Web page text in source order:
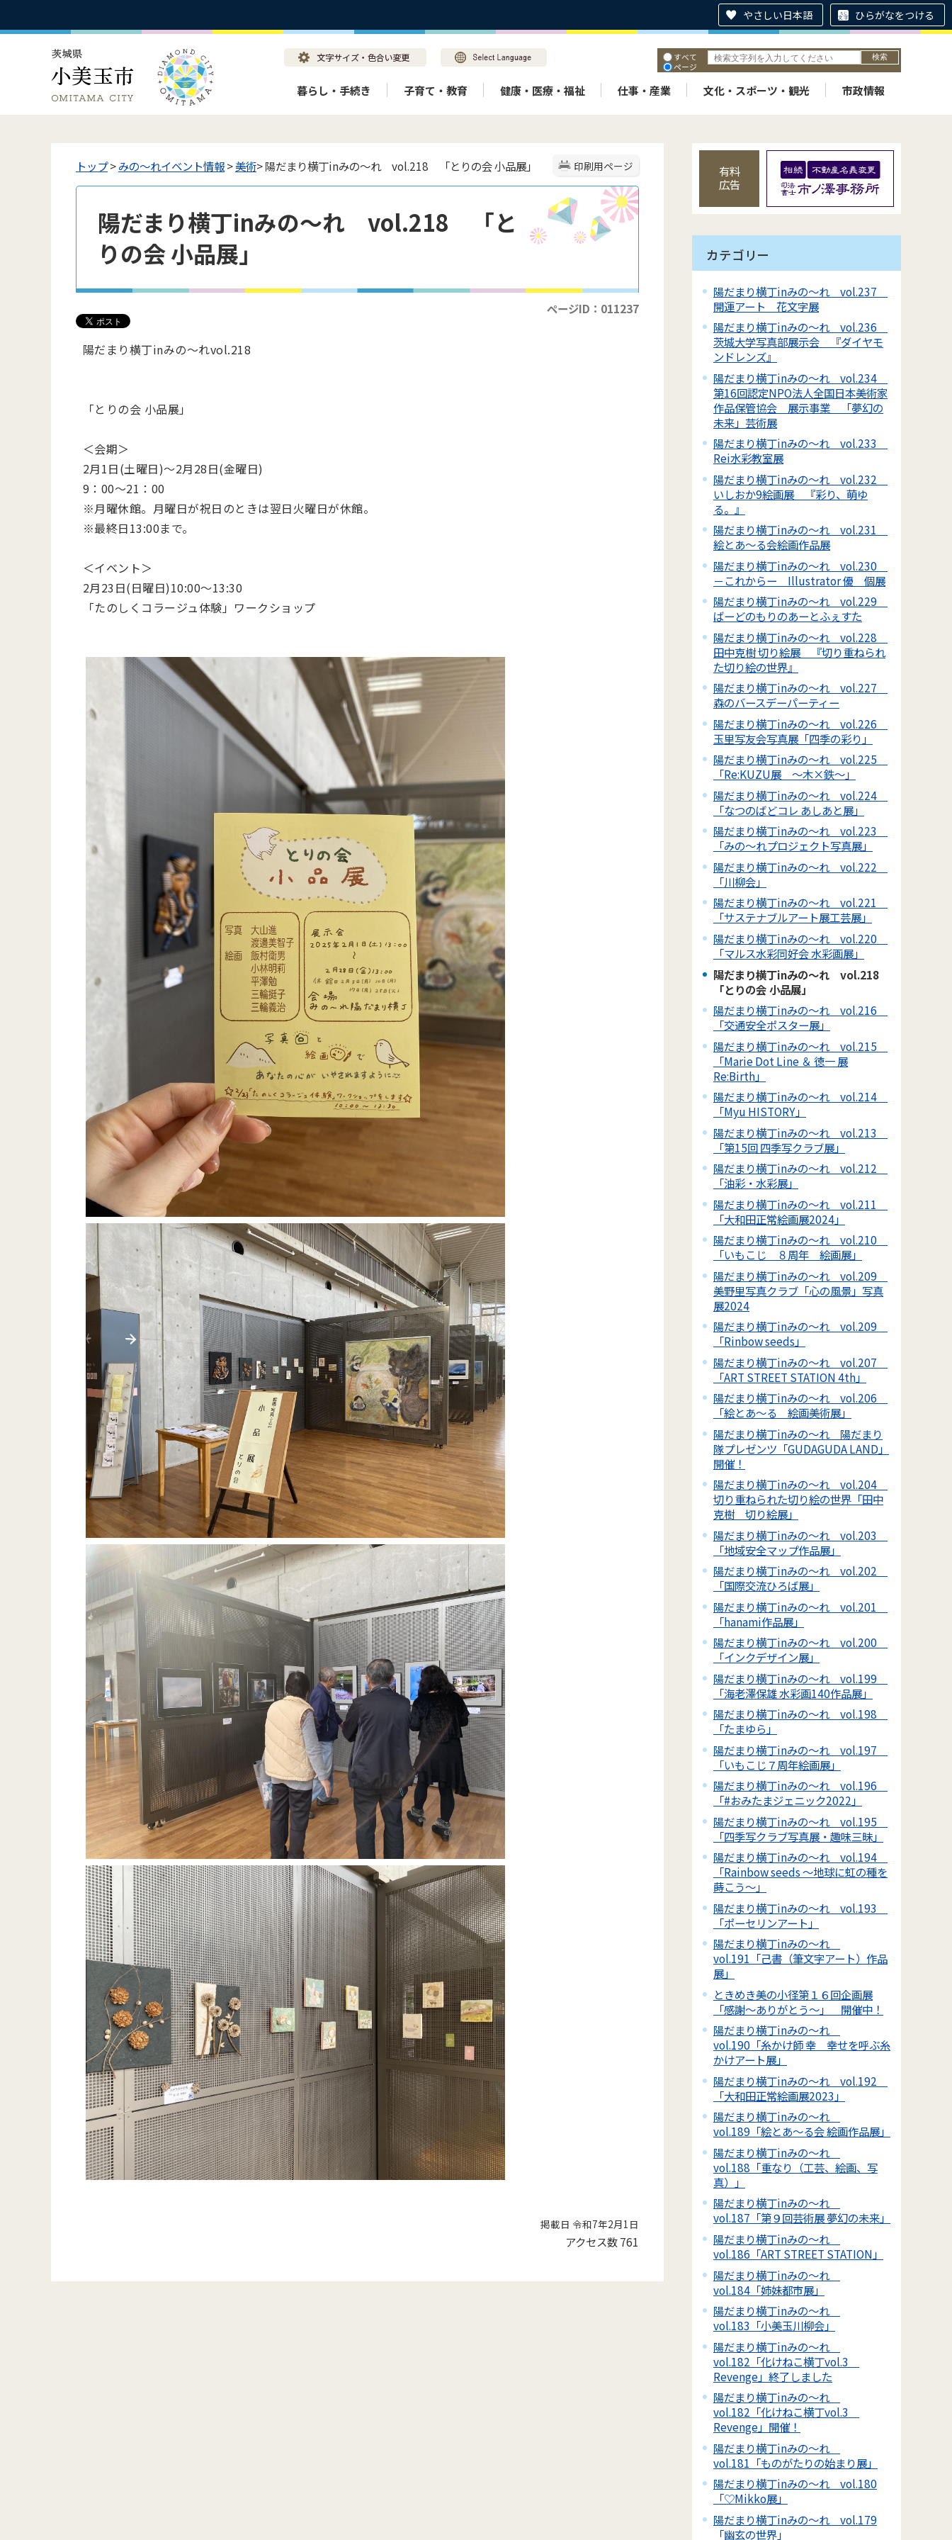
やさしい日本語 ひらがなをつける
すべて
ページ
暮らし・手続き 子育て・教育 健康・医療・福祉 仕事・産業 文化・スポーツ・観光 市政情報
印刷用ページ
トップ>みの〜れイベント情報>美術> 陽だまり横丁inみの～れ vol.218 「とりの会 小品展」
陽だまり横丁inみの～れ vol.218 「と
りの会 小品展」
ページID：011237
陽だまり横丁inみの～れvol.218
「とりの会 小品展」
＜会期＞
2月1日(土曜日)～2月28日(金曜日)
9：00～21：00
※月曜休館。月曜日が祝日のときは翌日火曜日が休館。
※最終日13:00まで。
＜イベント＞
2月23日(日曜日)10:00～13:30
「たのしくコラージュ体験」ワークショップ
掲載日 令和7年2月1日
アクセス数761
有料
広告
カテゴリー
陽だまり横丁inみの～れ vol.237
開運アート 花文字展
陽だまり横丁inみの～れ vol.236
茨城大学写真部展示会 『ダイヤモ
ンドレンズ』
陽だまり横丁inみの～れ vol.234
第16回認定NPO法人全国日本美術家
作品保管協会 展示事業 「夢幻の
未来」芸術展
陽だまり横丁inみの～れ vol.233
Rei水彩教室展
陽だまり横丁inみの～れ vol.232
いしおか9絵画展 『彩り、萌ゆ
る。』
陽だまり横丁inみの～れ vol.231
絵とあ～る会絵画作品展
陽だまり横丁inみの～れ vol.230
－これからー Illustrator 優 個展
陽だまり横丁inみの～れ vol.229
ばーどのもりのあーとふぇすた
陽だまり横丁inみの～れ vol.228
田中克樹 切り絵展 『切り重ねられ
た切り絵の世界』
陽だまり横丁inみの～れ vol.227
森のバースデーパーティー
陽だまり横丁inみの～れ vol.226
玉里写友会写真展「四季の彩り」
陽だまり横丁inみの～れ vol.225
「Re:KUZU展 ～木×鉄～」
陽だまり横丁inみの～れ vol.224
「なつのばどコレ あしあと展」
陽だまり横丁inみの～れ vol.223
「みの～れプロジェクト写真展」
陽だまり横丁inみの～れ vol.222
「川柳会」
陽だまり横丁inみの～れ vol.221
「サステナブルアート展工芸展」
陽だまり横丁inみの～れ vol.220
「マルス水彩同好会 水彩画展」
陽だまり横丁inみの～れ vol.218
「とりの会 小品展」
陽だまり横丁inみの～れ vol.216
「交通安全ポスター展」
陽だまり横丁inみの～れ vol.215
「Marie Dot Line ＆ 徳一 展
Re:Birth」
陽だまり横丁inみの～れ vol.214
「Myu HISTORY」
陽だまり横丁inみの～れ vol.213
「第15回 四季写クラブ展」
陽だまり横丁inみの～れ vol.212
「油彩・水彩展」
陽だまり横丁inみの～れ vol.211
「大和田正常絵画展2024」
陽だまり横丁inみの～れ vol.210
「いもこじ ８周年 絵画展」
陽だまり横丁inみの～れ vol.209
美野里写真クラブ「心の風景」写真
展2024
陽だまり横丁inみの～れ vol.209
「Rinbow seeds」
陽だまり横丁inみの～れ vol.207
「ART STREET STATION 4th」
陽だまり横丁inみの～れ vol.206
「絵とあ～る 絵画美術展」
陽だまり横丁inみの～れ 陽だまり
隊プレゼンツ「GUDAGUDA LAND」
開催！
陽だまり横丁inみの～れ vol.204
切り重ねられた切り絵の世界「田中
克樹 切り絵展」
陽だまり横丁inみの～れ vol.203
「地域安全マップ作品展」
陽だまり横丁inみの～れ vol.202
「国際交流ひろば展」
陽だまり横丁inみの～れ vol.201
「hanami作品展」
陽だまり横丁inみの～れ vol.200
「インクデザイン展」
陽だまり横丁inみの～れ vol.199
「海老澤保雄 水彩画140作品展」
陽だまり横丁inみの～れ vol.198
「たまゆら」
陽だまり横丁inみの～れ vol.197
「いもこじ７周年絵画展」
陽だまり横丁inみの～れ vol.196
「#おみたまジェニック2022」
陽だまり横丁inみの～れ vol.195
「四季写クラブ写真展・趣味三昧」
陽だまり横丁inみの～れ vol.194
「Rainbow seeds ～地球に虹の種を
蒔こう～」
陽だまり横丁inみの～れ vol.193
「ポーセリンアート」
陽だまり横丁inみの～れ
vol.191「己書（筆文字アート）作品
展」
ときめき美の小径第１６回企画展
「感謝～ありがとう～」 開催中！
陽だまり横丁inみの～れ
vol.190「糸かけ師 幸 幸せを呼ぶ糸
かけアート展」
陽だまり横丁inみの～れ vol.192
「大和田正常絵画展2023」
陽だまり横丁inみの～れ
vol.189「絵とあ～る会 絵画作品展」
陽だまり横丁inみの～れ
vol.188「重なり（工芸、絵画、写
真）」
陽だまり横丁inみの～れ
vol.187「第９回芸術展 夢幻の未来」
陽だまり横丁inみの～れ
vol.186「ART STREET STATION」
陽だまり横丁inみの～れ
vol.184「姉妹都市展」
陽だまり横丁inみの～れ
vol.183「小美玉川柳会」
陽だまり横丁inみの～れ
vol.182「化けねこ横丁vol.3
Revenge」終了しました
陽だまり横丁inみの～れ
vol.182「化けねこ横丁vol.3
Revenge」開催！
陽だまり横丁inみの～れ
vol.181「ものがたりの始まり展」
陽だまり横丁inみの～れ vol.180
「♡Mikko展」
陽だまり横丁inみの～れ vol.179
「幽玄の世界」